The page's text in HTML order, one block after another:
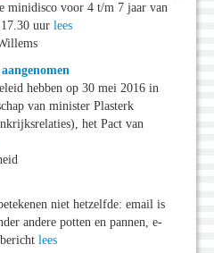
minidisco voor 4 t/m 7 jaar van
uur lees
hebben op 30 mei 2016 in
van minister Plasterk
het Pact van
niet hetzelfde: email is
andere potten en pannen, e-
lees